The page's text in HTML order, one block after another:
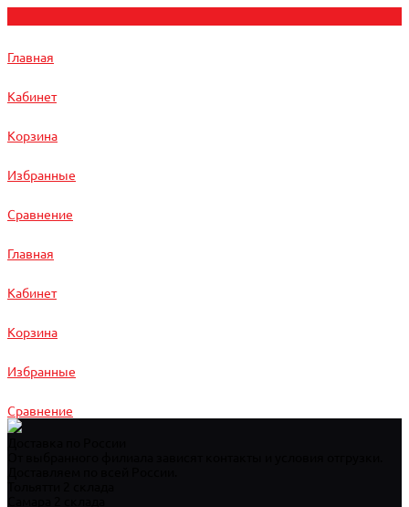
Главная
Кабинет
Корзина
Избранные
Сравнение
Главная
Кабинет
Корзина
Избранные
Сравнение